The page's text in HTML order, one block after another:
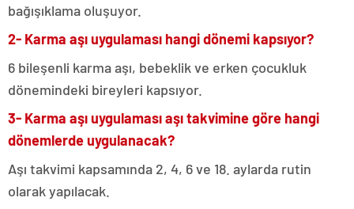
bağışıklama oluşuyor.
2- Karma aşı uygulaması hangi dönemi kapsıyor?
6 bileşenli karma aşı, bebeklik ve erken çocukluk
dönemindeki bireyleri kapsıyor.
3- Karma aşı uygulaması aşı takvimine göre hangi
dönemlerde uygulanacak?
Aşı takvimi kapsamında 2, 4, 6 ve 18. aylarda rutin
olarak yapılacak.